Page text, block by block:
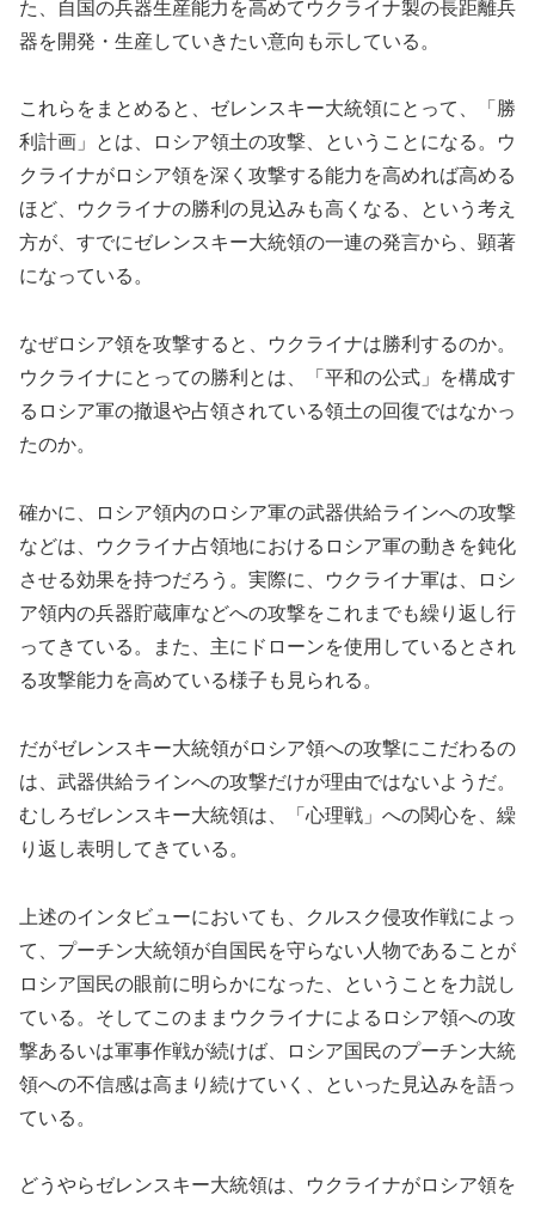
た、自国の兵器生産能力を高めてウクライナ製の長距離兵
器を開発・生産していきたい意向も示している。
これらをまとめると、ゼレンスキー大統領にとって、「勝
利計画」とは、ロシア領土の攻撃、ということになる。ウ
クライナがロシア領を深く攻撃する能力を高めれば高める
ほど、ウクライナの勝利の見込みも高くなる、という考え
方が、すでにゼレンスキー大統領の一連の発言から、顕著
になっている。
なぜロシア領を攻撃すると、ウクライナは勝利するのか。
ウクライナにとっての勝利とは、「平和の公式」を構成す
るロシア軍の撤退や占領されている領土の回復ではなかっ
たのか。
確かに、ロシア領内のロシア軍の武器供給ラインへの攻撃
などは、ウクライナ占領地におけるロシア軍の動きを鈍化
させる効果を持つだろう。実際に、ウクライナ軍は、ロシ
ア領内の兵器貯蔵庫などへの攻撃をこれまでも繰り返し行
ってきている。また、主にドローンを使用しているとされ
る攻撃能力を高めている様子も見られる。
だがゼレンスキー大統領がロシア領への攻撃にこだわるの
は、武器供給ラインへの攻撃だけが理由ではないようだ。
むしろゼレンスキー大統領は、「心理戦」への関心を、繰
り返し表明してきている。
上述のインタビューにおいても、クルスク侵攻作戦によっ
て、プーチン大統領が自国民を守らない人物であることが
ロシア国民の眼前に明らかになった、ということを力説し
ている。そしてこのままウクライナによるロシア領への攻
撃あるいは軍事作戦が続けば、ロシア国民のプーチン大統
領への不信感は高まり続けていく、といった見込みを語っ
ている。
どうやらゼレンスキー大統領は、ウクライナがロシア領を